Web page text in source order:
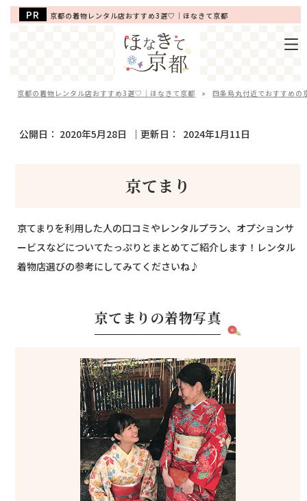
京都の着物レンタル店おすすめ3選♡｜ほなきて京都
京都の着物レンタル店おすすめ3選♡｜ほなきて京都 » 四条烏丸付近でおすすめの
公開日： 2020年5月28日 ｜更新日： 2024年1月11日
京てまり
京てまりを利用した人の口コミやレンタルプラン、オプションサ
ービスなどについてたっぷりとまとめてご紹介します！レンタル
着物店選びの参考にしてみてくださいね♪
京てまりの着物写真